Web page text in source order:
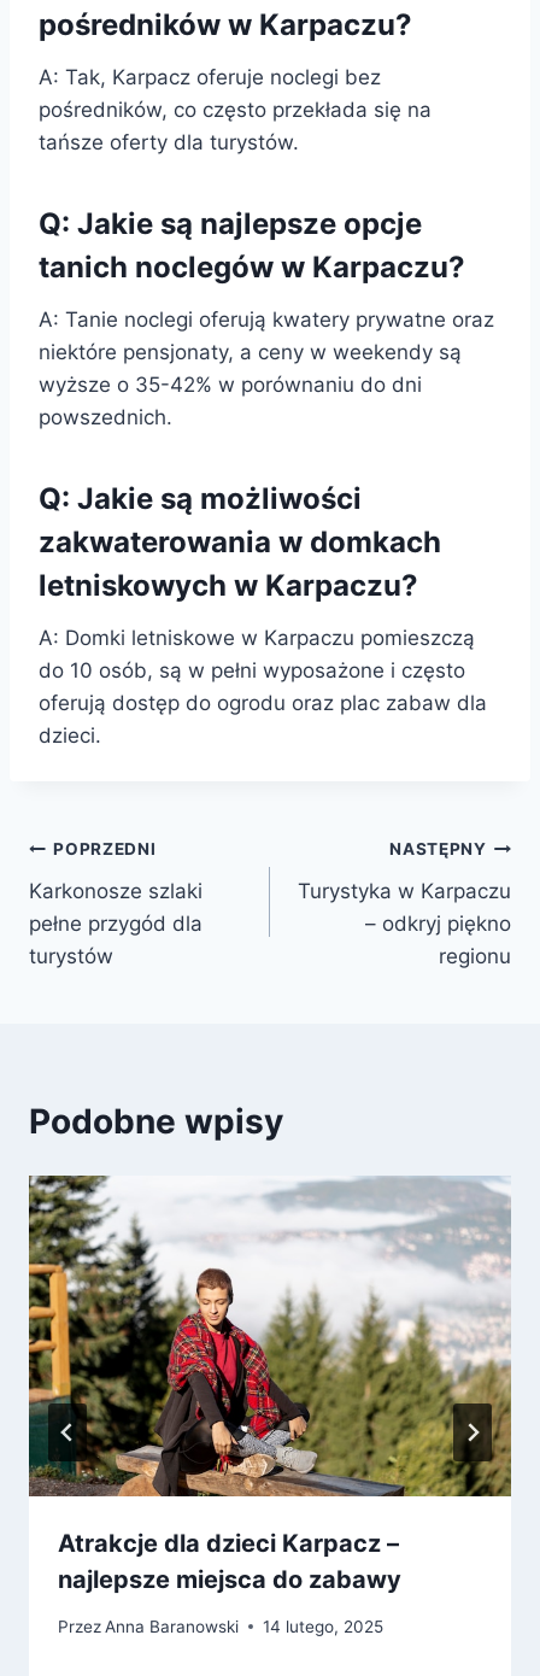
pośredników w Karpaczu?
A: Tak, Karpacz oferuje noclegi bez
pośredników, co często przekłada się na
tańsze oferty dla turystów.
Q: Jakie są najlepsze opcje
tanich noclegów w Karpaczu?
A: Tanie noclegi oferują kwatery prywatne oraz
niektóre pensjonaty, a ceny w weekendy są
wyższe o 35-42% w porównaniu do dni
powszednich.
Q: Jakie są możliwości
zakwaterowania w domkach
letniskowych w Karpaczu?
A: Domki letniskowe w Karpaczu pomieszczą
do 10 osób, są w pełni wyposażone i często
oferują dostęp do ogrodu oraz plac zabaw dla
dzieci.
Nawigacja
wpisu
POPRZEDNI
Karkonosze szlaki
pełne przygód dla
turystów
NASTĘPNY
Turystyka w Karpaczu
– odkryj piękno
regionu
Podobne wpisy
Atrakcje dla dzieci Karpacz –
najlepsze miejsca do zabawy
PrzezAnna Baranowski 14 lutego, 2025